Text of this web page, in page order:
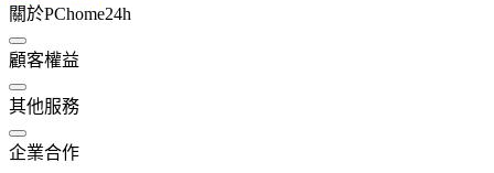
關於PChome24h
顧客權益
其他服務
企業合作